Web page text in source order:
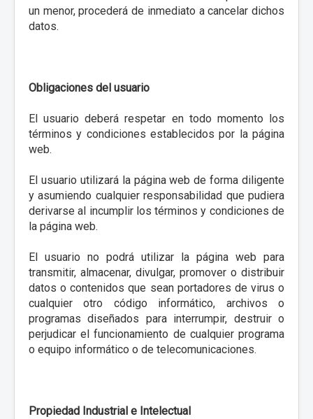
un menor, procederá de inmediato a cancelar dichos
datos.
Obligaciones del usuario
El usuario deberá respetar en todo momento los
términos y condiciones establecidos por la página
web.
El usuario utilizará la página web de forma diligente
y asumiendo cualquier responsabilidad que pudiera
derivarse al incumplir los términos y condiciones de
la página web.
El usuario no podrá utilizar la página web para
transmitir, almacenar, divulgar, promover o distribuir
datos o contenidos que sean portadores de virus o
cualquier otro código informático, archivos o
programas diseñados para interrumpir, destruir o
perjudicar el funcionamiento de cualquier programa
o equipo informático o de telecomunicaciones.
Propiedad Industrial e Intelectual